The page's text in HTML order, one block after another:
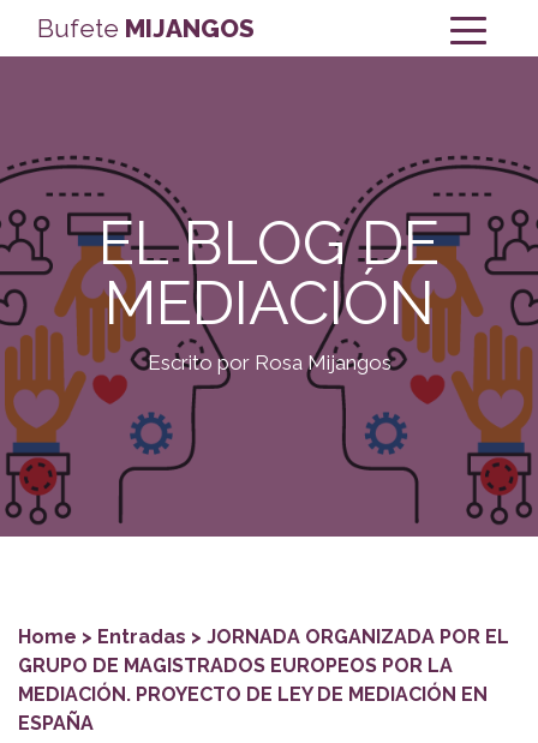
Bufete MIJANGOS
EL BLOG DE
MEDIACIÓN
Escrito por Rosa Mijangos
Home > Entradas > JORNADA ORGANIZADA POR EL
GRUPO DE MAGISTRADOS EUROPEOS POR LA
MEDIACIÓN. PROYECTO DE LEY DE MEDIACIÓN EN
ESPAÑA